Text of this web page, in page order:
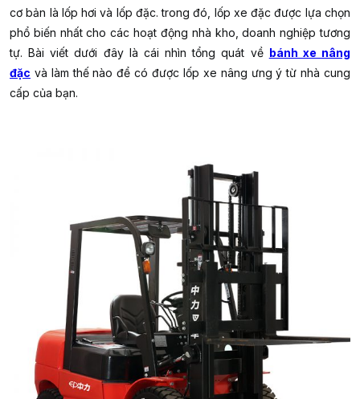
cơ bản là lốp hơi và lốp đặc. trong đó, lốp xe đặc được lựa chọn
phổ biến nhất cho các hoạt động nhà kho, doanh nghiệp tương
tự. Bài viết dưới đây là cái nhìn tổng quát về bánh xe nâng
đặc và làm thế nào để có được lốp xe nâng ưng ý từ nhà cung
cấp của bạn.